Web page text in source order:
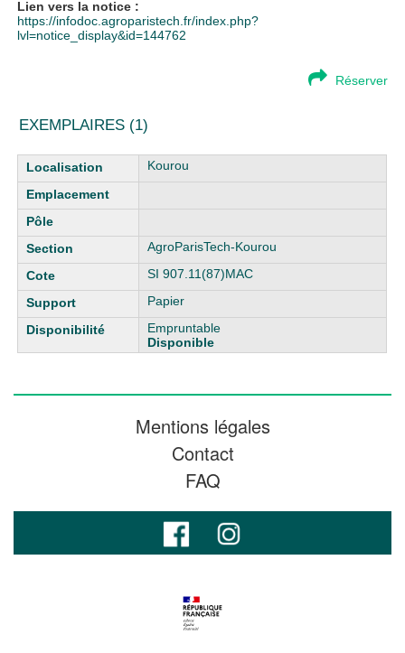
Lien vers la notice :
https://infodoc.agroparistech.fr/index.php?
lvl=notice_display&id=144762
Réserver
EXEMPLAIRES (1)
Liste des exemplaires Kourou
AgroParisTech-Kourou
SI 907.11(87)MAC
Papier
Empruntable
Disponible
Mentions légales
Contact
FAQ